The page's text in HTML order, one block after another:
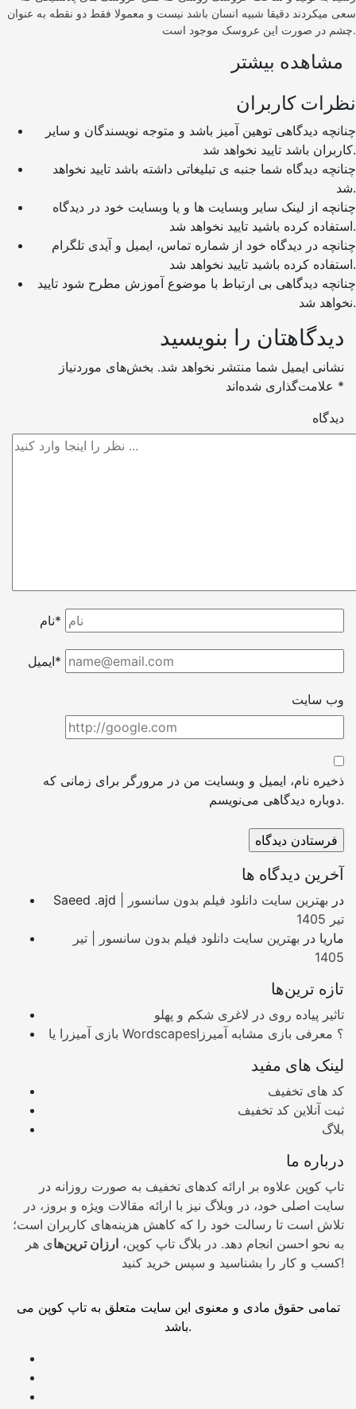
سعی میکردند دقیقا شبیه انسان باشد نیست و معمولا فقط دو نقطه به عنوان
چشم در صورت این عروسک موجود است.
مشاهده بیشتر
نظرات کاربران
کاربران باشد تایید نخواهد شد.
شد.
استفاده کرده باشید تایید نخواهد شد.
استفاده کرده باشید تایید نخواهد شد.
چنانچه دیدگاهی بی ارتباط با موضوع آموزش مطرح شود تایید
نخواهد شد.
دیدگاهتان را بنویسید
نشانی ایمیل شما منتشر نخواهد شد. بخش‌های موردنیاز
*
دیدگاه
نام*
ایمیل*
وب سایت
ذخیره نام، ایمیل و وبسایت من در مرورگر برای زمانی که
دوباره دیدگاهی می‌نویسم.
آخرین دیدگاه ها
Saeed .ajd در بهترین سایت دانلود فیلم بدون سانسور |
تیر 1405
ماریا در بهترین سایت دانلود فیلم بدون سانسور | تیر
1405
تازه ترین‌ها
تاثیر پیاده روی در لاغری شکم و پهلو
بازی آمیزرا یا Wordscapes؟ معرفی بازی مشابه آمیرزا
لینک های مفید
کد های تخفیف
ثبت آنلاین کد تخفیف
بلاگ
درباره ما
تاپ کوپن علاوه بر ارائه کدهای تخفیف به صورت روزانه در
سایت اصلی خود، در وبلاگ نیز با ارائه مقالات ویژه و بروز، در
تلاش است تا رسالت خود را که کاهش هزینه‌های کاربران است؛
به نحو احسن انجام دهد. در بلاگ تاپ کوپن، ارزان ترین‌های هر
کسب و کار را بشناسید و سپس خرید کنید!
تمامی حقوق مادی و معنوی این سایت متعلق به تاپ کوپن می
باشد.